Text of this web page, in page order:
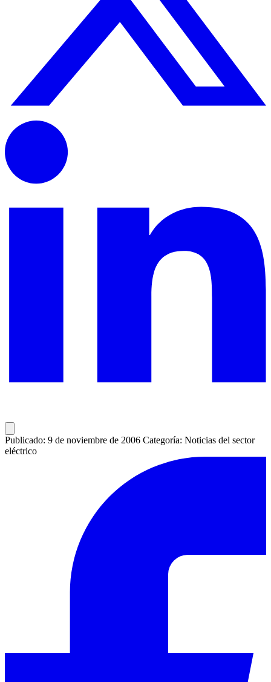
Publicado: 9 de noviembre de 2006 Categoría: Noticias del sector
eléctrico